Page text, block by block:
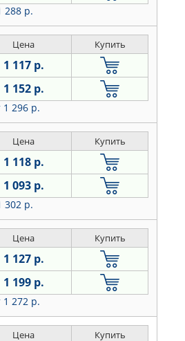
288 р.
Цена Купить
1 117 р.
1 152 р.
1 296 р.
Цена Купить
1 118 р.
1 093 р.
302 р.
Цена Купить
1 127 р.
1 199 р.
1 272 р.
Цена Купить